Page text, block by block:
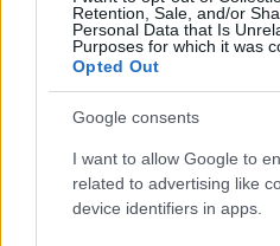
Retention, Sale, and/or
Personal Data that Is
Purposes for which it was
Opted Out
Google consents
I want to allow Google to
related to advertising like
device identifiers in apps.
Frasi
Frasi da
FILM
Frasi dei